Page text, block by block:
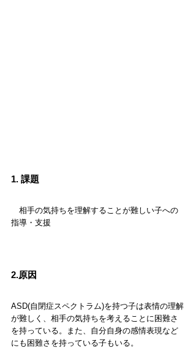
1. 課題
相手の気持ちを理解することが難しい子への
指導・支援
2.原因
ASD(自閉症スペクトラム)を持つ子は表情の理解
が難しく、相手の気持ちを考えることに困難さ
を持っている。また、自分自身の感情表現など
にも困難さを持っている子もいる。